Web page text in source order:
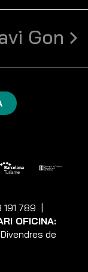
Gon
789 |
OFICINA:
de